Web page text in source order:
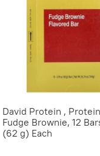
David Protein ,
Fudge Brownie, 12
(62 g) Each